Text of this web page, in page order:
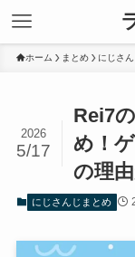
ホーム まとめ にじさ
Rei7
め！
の理
2026
5/17
にじさんじまとめ